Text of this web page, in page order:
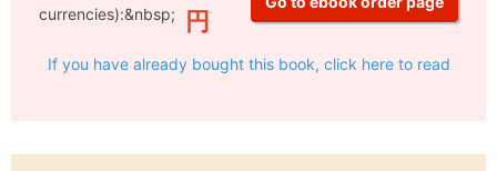
currencies):&nbsp;
円
If you have already bought this book, click here to read